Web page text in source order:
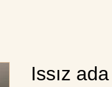
Issız ada